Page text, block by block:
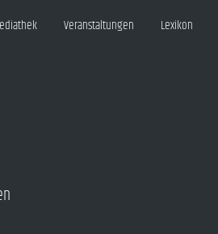
Veranstaltungen Lexikon